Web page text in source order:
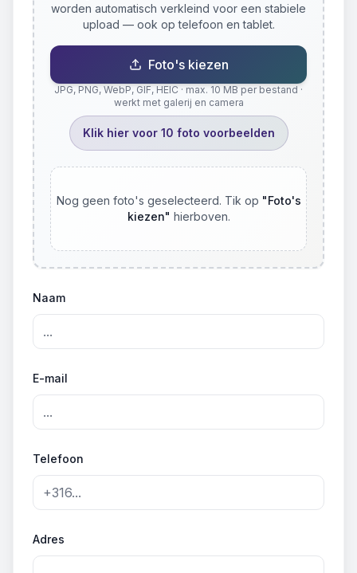
worden automatisch verkleind voor een stabiele
upload — ook op telefoon en tablet.
Foto's kiezen
JPG, PNG, WebP, GIF, HEIC · max. 10 MB per bestand ·
werkt met galerij en camera
Klik hier voor 10 foto voorbeelden
Nog geen foto's geselecteerd. Tik op "Foto's
kiezen" hierboven.
Naam
E-mail
Telefoon
Adres